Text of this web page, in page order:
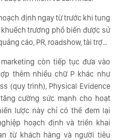
định ngay từ trước khi tung
trương phổ biến được sử
cáo, PR, roadshow, tài trợ…
còn tiếp tục đưa vào
thêm nhiều chữ P khác như
(quy trình), Physical Evidence
cường sức mạnh cho hoạt
lược này chỉ có thể đem lại
hoạch định và triển khai
từ khách hàng và người tiêu